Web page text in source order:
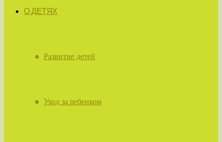
О ДЕТЯХ
Развитие детей
Уход за ребенком